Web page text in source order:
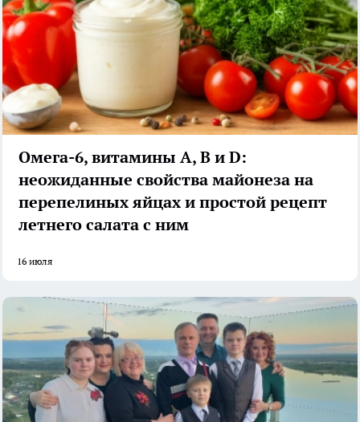
Омега-6, витамины А, В и D:
неожиданные свойства майонеза на
перепелиных яйцах и простой рецепт
летнего салата с ним
16 июля